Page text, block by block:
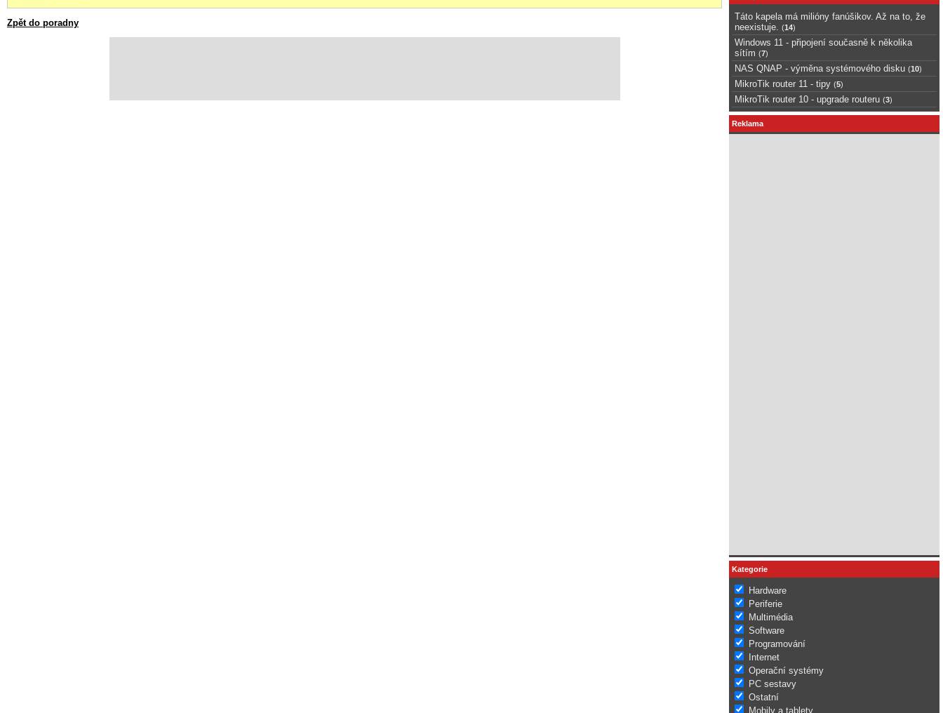
Zpět do poradny
Táto kapela má milióny fanúšikov. Až na to, že
neexistuje.
(14)
Windows 11 - připojení současně k několika
sítím (7)
NAS QNAP - výměna systémového disku (10)
MikroTik router 11 - tipy (5)
MikroTik router 10 - upgrade routeru (3)
Reklama
Kategorie
Hardware
Periferie
Multimédia
Software
Programování
Internet
Operační systémy
PC sestavy
Ostatní
Mobily a tablety